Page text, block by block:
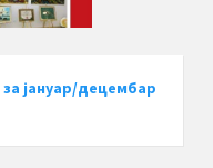
јануар/децембар